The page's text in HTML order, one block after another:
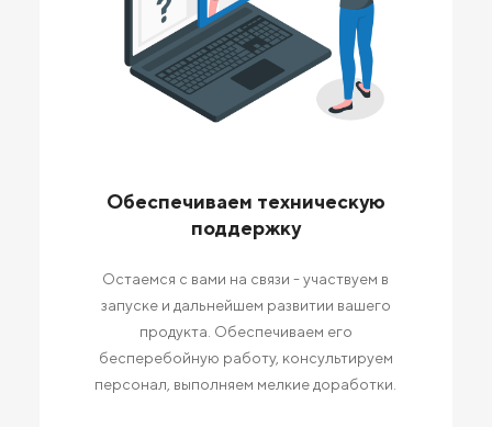
Обеспечиваем техническую
поддержку
Остаемся с вами на связи - участвуем в
запуске и дальнейшем развитии вашего
продукта. Обеспечиваем его
бесперебойную работу, консультируем
персонал, выполняем мелкие доработки.